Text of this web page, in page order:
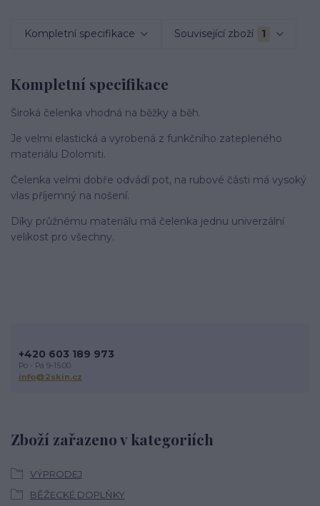
Kompletní specifikace Související zboží 1
Kompletní specifikace
Široká čelenka vhodná na běžky a běh.
Je velmi elastická a vyrobená z funkčního zatepleného
materiálu Dolomiti.
Čelenka velmi dobře odvádí pot, na rubové části má vysoký
vlas příjemný na nošení.
Díky průžnému materiálu má čelenka jednu univerzální
velikost pro všechny.
Zboží zařazeno v kategoriích
VÝPRODEJ
BĚŽECKÉ DOPLŇKY
+420 603 189 973
Po - Pá 9-15:00
info@2skin.cz